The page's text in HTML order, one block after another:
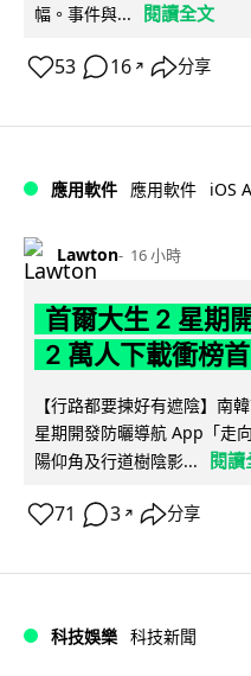
幅。事件與...
閱讀全文
53 16 ↗ 分享
應用軟件 應用軟件 iOS
Lawton 16 小時
首爾大生 2 星期
2 萬人下載衝榜首
【行路都要揀好有遮陰】南
星期開發防曬導航 App「走
陽仰角及行道樹陰影...
閱
71 3 ↗ 分享
科技娛樂 科技新聞